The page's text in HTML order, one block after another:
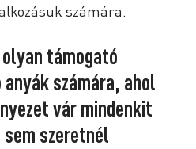
számára.
támogató
számára, ahol
vár mindenkit
szeretnél